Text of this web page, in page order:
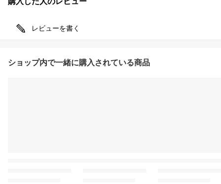
レビューを書く
ショップ内で一緒に購入されている商品